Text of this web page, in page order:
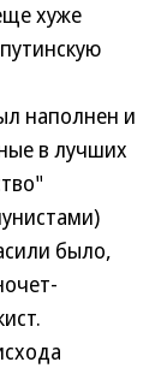
хуже
наполнен и
в лучших
было,